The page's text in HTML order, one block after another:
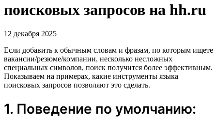
поисковых запросов на hh.ru
12 декабря 2025
Если добавить к обычным словам и фразам, по которым ищете
вакансии/резюме/компании, несколько несложных
специальных символов, поиск получится более эффективным.
Показываем на примерах, какие инструменты языка
поисковых запросов позволяют это сделать.
1. Поведение по умолчанию: